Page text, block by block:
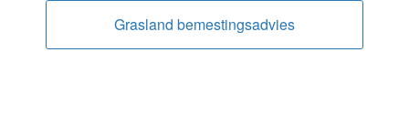
Grasland bemestingsadvies